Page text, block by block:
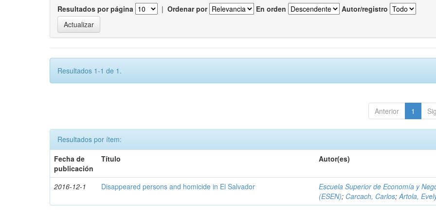
Resultados por página | Ordenar por En orden Autor/registro
Resultados 1-1 de 1.
Anterior 1
Resultados por ítem:
Fecha de
publicación
Título Autor(es)
2016-12-1 Disappeared persons and homicide in El Salvador
Escuela Superior de Economía y
(ESEN); Carcach, Carlos;Artola,